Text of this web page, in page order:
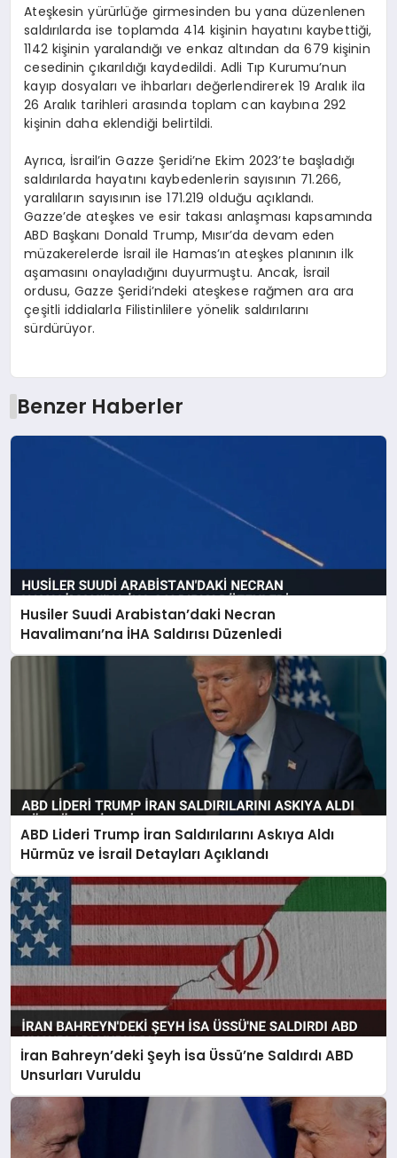
Ateşkesin yürürlüğe girmesinden bu yana düzenlenen
saldırılarda ise toplamda 414 kişinin hayatını kaybettiği,
1142 kişinin yaralandığı ve enkaz altından da 679 kişinin
cesedinin çıkarıldığı kaydedildi. Adli Tıp Kurumu’nun
kayıp dosyaları ve ihbarları değerlendirerek 19 Aralık ila
26 Aralık tarihleri arasında toplam can kaybına 292
kişinin daha eklendiği belirtildi.
Ayrıca, İsrail’in Gazze Şeridi’ne Ekim 2023’te başladığı
saldırılarda hayatını kaybedenlerin sayısının 71.266,
yaralıların sayısının ise 171.219 olduğu açıklandı.
Gazze’de ateşkes ve esir takası anlaşması kapsamında
ABD Başkanı Donald Trump, Mısır’da devam eden
müzakerelerde İsrail ile Hamas’ın ateşkes planının ilk
aşamasını onayladığını duyurmuştu. Ancak, İsrail
ordusu, Gazze Şeridi’ndeki ateşkese rağmen ara ara
çeşitli iddialarla Filistinlilere yönelik saldırılarını
sürdürüyor.
Benzer Haberler
Husiler Suudi Arabistan’daki Necran
Havalimanı’na İHA Saldırısı Düzenledi
ABD Lideri Trump İran Saldırılarını Askıya Aldı
Hürmüz ve İsrail Detayları Açıklandı
İran Bahreyn’deki Şeyh İsa Üssü’ne Saldırdı ABD
Unsurları Vuruldu